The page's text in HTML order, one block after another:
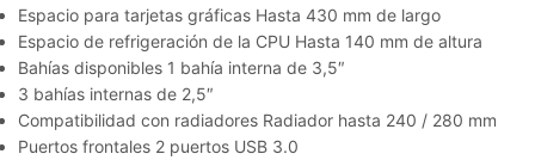
Espacio para tarjetas gráficas Hasta 430 mm de largo
Espacio de refrigeración de la CPU Hasta 140 mm de altura
Bahías disponibles 1 bahía interna de 3,5″
3 bahías internas de 2,5″
Compatibilidad con radiadores Radiador hasta 240 / 280 mm
Puertos frontales 2 puertos USB 3.0